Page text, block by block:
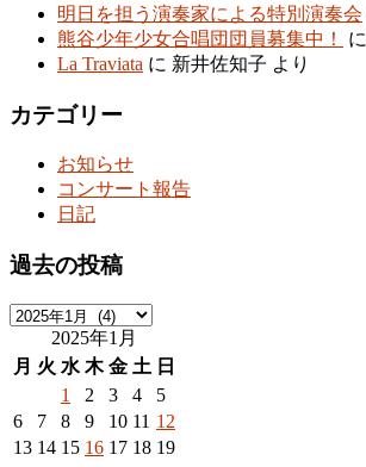
明日を担う演奏家による特別演奏会
熊谷少年少女合唱団団員募集中！
に
La Traviata に 新井佐知子 より
カテゴリー
お知らせ
コンサート報告
日記
過去の投稿
過
の
稿
2025年1月
月 火 水 木 金 土 日
1
2 3 4
5
6
7 8 9 10 11 12
13 14 15 16 17 18 19